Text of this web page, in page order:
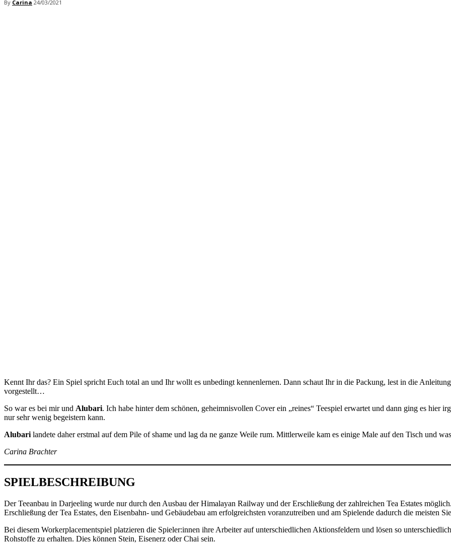
By Carina 24/03/2021
Kennt Ihr das? Ein Spiel spricht Euch total an und Ihr wollt es unbedingt kennenlernen. Dann schaut Ihr in die Packung, lest in die
vorgestellt…
So war es bei mir und Alubari. Ich habe hinter dem schönen, geheimnisvollen Cover ein „reines“ Teespiel erwartet und dann ging es hier
nur sehr wenig begeistern kann.
Alubari landete daher erstmal auf dem Pile of shame und lag da ne ganze Weile rum. Mittlerweile kam es einige Male auf den Tisch und
Carina Brachter
SPIELBESCHREIBUNG
Der Teeanbau in Darjeeling wurde nur durch den Ausbau der Himalayan Railway und der Erschließung der zahlreichen Tea Estates
Erschließung der Tea Estates, den Eisenbahn- und Gebäudebau am erfolgreichsten voranzutreiben und am Spielende dadurch die meisten
Bei diesem Workerplacementspiel platzieren die Spieler:innen ihre Arbeiter auf unterschiedlichen Aktionsfeldern und lösen so
Rohstoffe zu erhalten. Dies können Stein, Eisenerz oder Chai sein.